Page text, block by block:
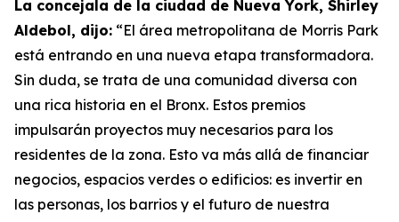
La concejala de la ciudad de Nueva York, Shirley
Aldebol, dijo: “El área metropolitana de Morris Park
está entrando en una nueva etapa transformadora.
Sin duda, se trata de una comunidad diversa con
una rica historia en el Bronx. Estos premios
impulsarán proyectos muy necesarios para los
residentes de la zona. Esto va más allá de financiar
negocios, espacios verdes o edificios: es invertir en
las personas, los barrios y el futuro de nuestra